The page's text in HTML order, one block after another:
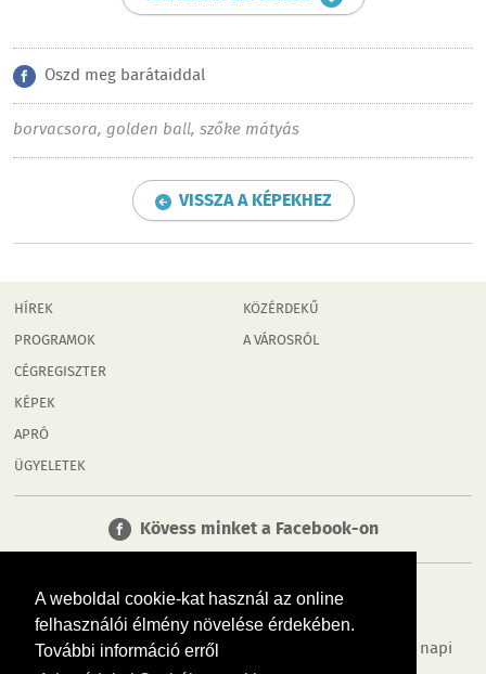
A weboldal cookie-kat használ az online
felhasználói élmény növelése érdekében.
További információ erről
Oszd meg barátaiddal
borvacsora, golden ball, szőke mátyás
VISSZA A KÉPEKHEZ
HÍREK
PROGRAMOK
CÉGREGISZTER
KÉPEK
APRÓ
ÜGYELETEK
KÖZÉRDEKŰ
A VÁROSRÓL
Kövess minket a Facebook-on
Tudj meg többet városodról! Hírek, programok, képek, napi
menü, cégek…. és minden, ami Győr